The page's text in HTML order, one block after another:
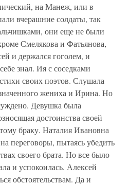
на Манеж, или в
вчерашние солдаты, так
они еще не были
Смелякова и Фатьянова,
и держался гоголем, и
знал. Ия с соседками
своих поэтов. Слушала
жениха и Ирина. Но
Девушка была
достоинства своей
браку. Наталия Ивановна
переговоры, пытаясь убедить
своего брата. Но все было
и успокоилась. Алексей
обстоятельствам. Да и